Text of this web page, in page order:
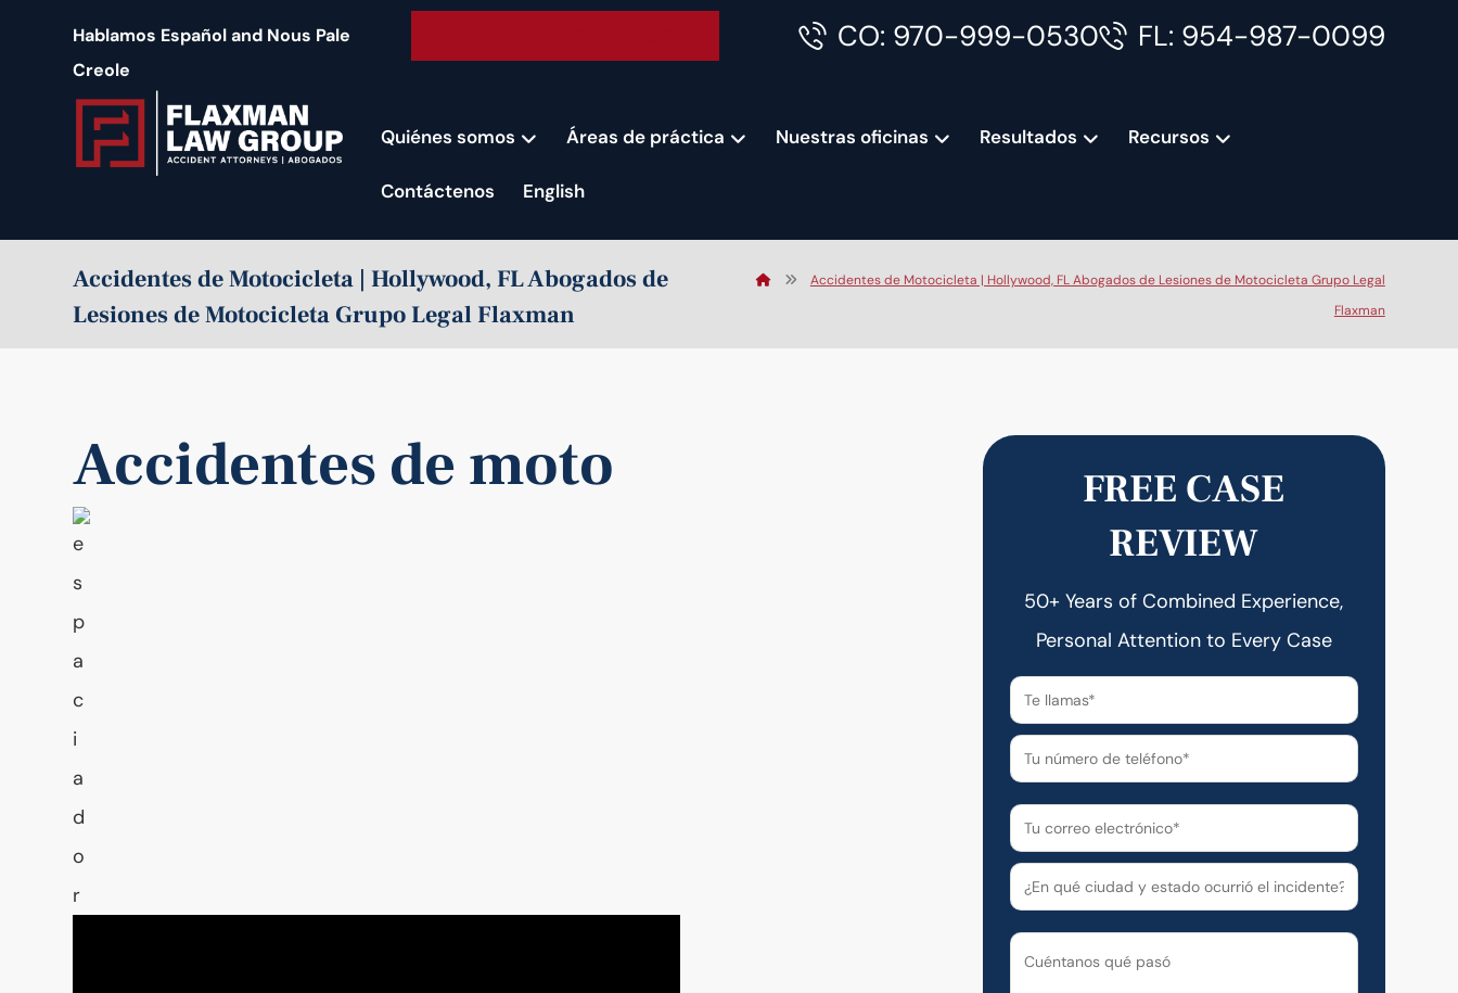
Hablamos Español and Nous Pale
Creole
CO: 970-999-0530 FL: 954-987-0099
Quiénes somos Áreas de práctica Nuestras oficinas Resultados Recursos
Contáctenos English
Accidentes de Motocicleta | Hollywood, FL Abogados de
Lesiones de Motocicleta Grupo Legal Flaxman
Accidentes de Motocicleta | Hollywood, FL Abogados de Lesiones de Motocicleta Grupo Legal
Flaxman
Accidentes de moto
FREE CASE
REVIEW
50+ Years of Combined Experience,
Personal Attention to Every Case